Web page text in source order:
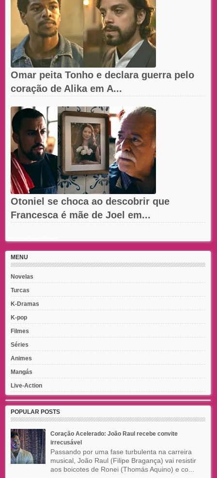
Omar peita Tonho e declara guerra pelo
coração de Alika em A...
Otoniel se choca ao descobrir que
Francesca é mãe de Joel em...
MENU
Novelas
Turcas
K-Dramas
K-pop
Filmes
Séries
Animes
Mangás
Live-Action
POPULAR POSTS
Coração Acelerado: João Raul recebe convite
irrecusável
Passando por uma fase turbulenta na carreira
musical, João Raul (Filipe Bragança) vai resistir
aos boicotes de Ronei (Thomás Aquino) e co...